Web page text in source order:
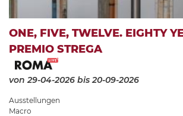
ONE, FIVE, TWELVE. EIGHTY
PREMIO STREGA
von 29-04-2026 bis 20-09-2026
Ausstellungen
Macro